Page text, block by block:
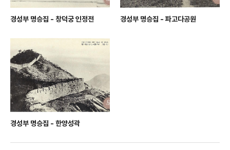
경성부 명승집 - 창덕궁 인정전 경성부 명승집 - 파고다공원
경성부 명승집 - 한양성곽